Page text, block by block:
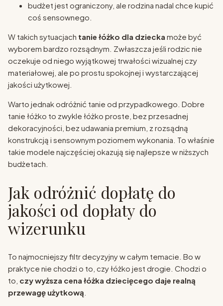
budżet jest ograniczony, ale rodzina nadal chce kupić
coś sensownego.
W takich sytuacjach tanie łóżko dla dziecka może być
wyborem bardzo rozsądnym. Zwłaszcza jeśli rodzic nie
oczekuje od niego wyjątkowej trwałości wizualnej czy
materiałowej, ale po prostu spokojnej i wystarczającej
jakości użytkowej.
Warto jednak odróżnić tanie od przypadkowego. Dobre
tanie łóżko to zwykle łóżko proste, bez przesadnej
dekoracyjności, bez udawania premium, z rozsądną
konstrukcją i sensownym poziomem wykonania. To właśnie
takie modele najczęściej okazują się najlepsze w niższych
budżetach.
Jak odróżnić dopłatę do
jakości od dopłaty do
wizerunku
To najmocniejszy filtr decyzyjny w całym temacie. Bo w
praktyce nie chodzi o to, czy łóżko jest drogie. Chodzi o
to, czy wyższa cena łóżka dziecięcego daje realną
przewagę użytkową